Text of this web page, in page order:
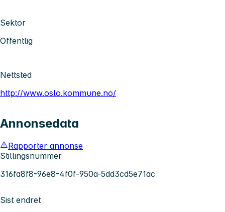
Sektor
Offentlig
Nettsted
http://www.oslo.kommune.no/
Annonsedata
Rapporter annonse
Stillingsnummer
316fa8f8-96e8-4f0f-950a-5dd3cd5e71ac
Sist endret